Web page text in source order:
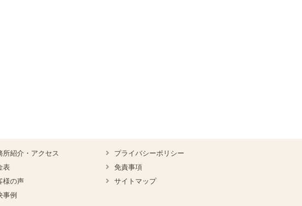
所紹介・アクセス
表
様の声
事例
プライバシーポリシー
免責事項
サイトマップ